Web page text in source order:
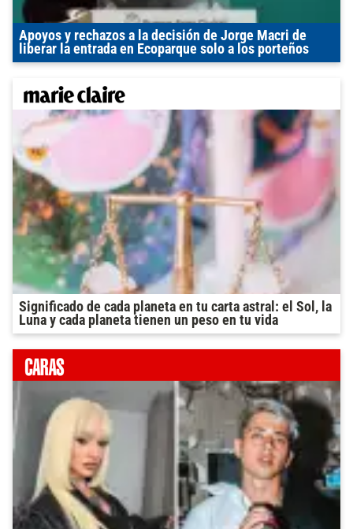
Apoyos y rechazos a la decisión de Jorge Macri de
liberar la entrada en Ecoparque solo a los porteños
Significado de cada planeta en tu carta astral: el Sol, la
Luna y cada planeta tienen un peso en tu vida